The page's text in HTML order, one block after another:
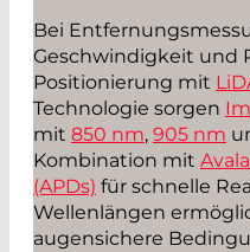
Bei
Geschwindigkeit und
Positionierung mit
Technologie sorgen
mit 850 nm, 905 nm
Kombination mit
(APDs) für schnelle
Wellenlängen
augensichere